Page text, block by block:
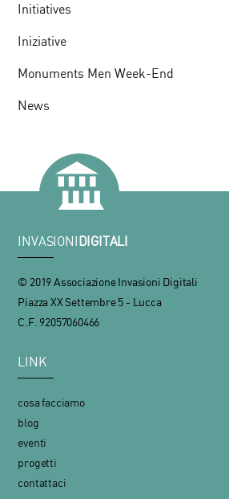
Initiatives
Iniziative
Monuments Men Week-End
News
INVASIONI DIGITALI
© 2019 Associazione Invasioni Digitali
Piazza XX Settembre 5 - Lucca
C.F. 92057060466
LINK
cosa facciamo
blog
eventi
progetti
contattaci